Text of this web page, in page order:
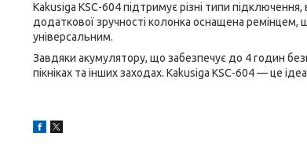
Kakusiga KSC-604 підтримує різні типи
додаткової зручності колонка оснащена ремінцем,
універсальним.
Завдяки акумулятору, що забезпечує до 4 годин
пікніках та інших заходах. Kakusiga KSC-604 — це